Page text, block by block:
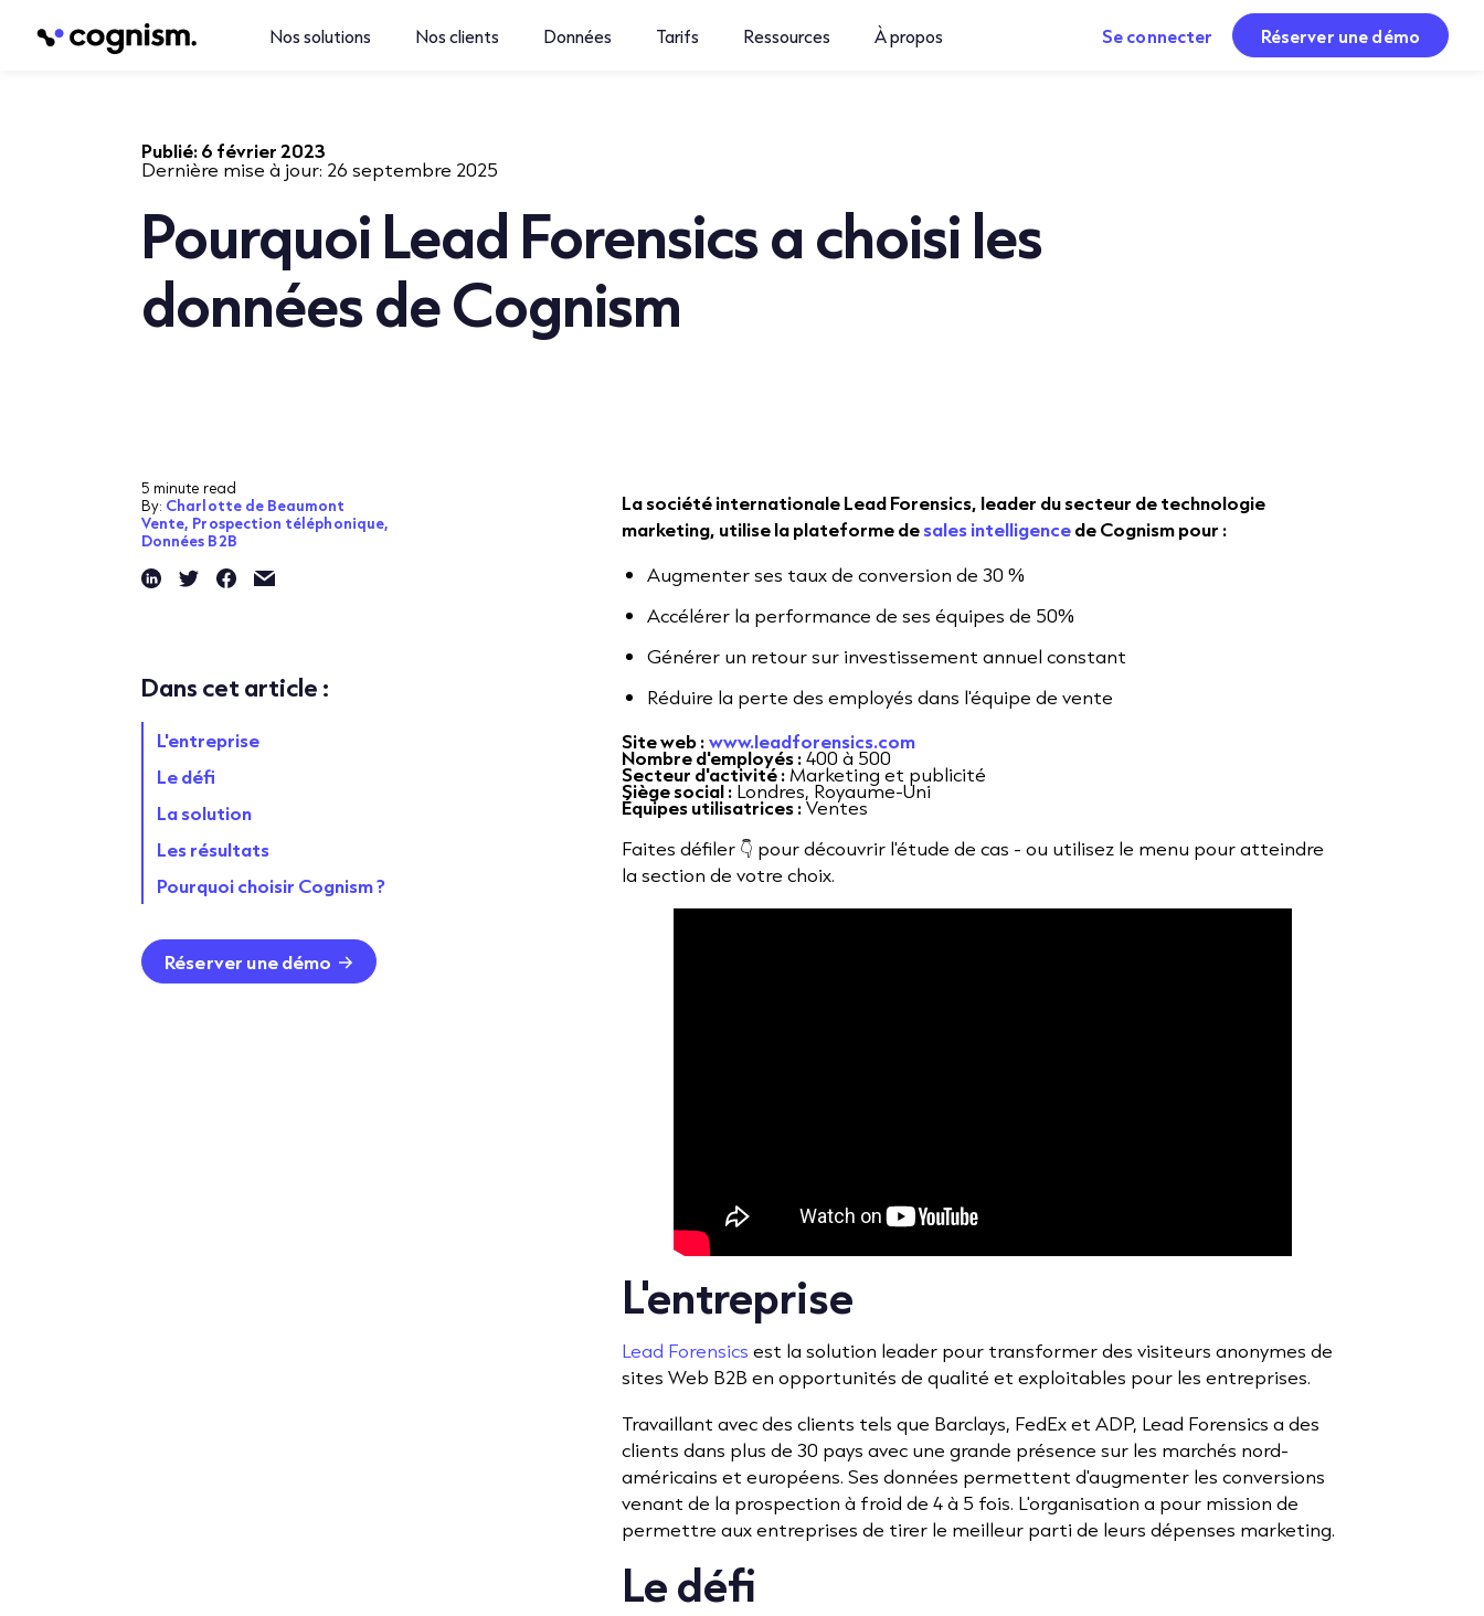
Nos solutions Nos clients Données Tarifs Ressources À propos Se connecter Réserver une démo
Publié:6 février 2023
Dernière mise à jour: 26 septembre 2025
Pourquoi Lead Forensics a choisi les
données de Cognism
5 minute read
By: Charlotte de Beaumont
Vente, Prospection téléphonique,
Données B2B
Dans cet article :
L'entreprise
Le défi
La solution
Les résultats
Pourquoi choisir Cognism ?
Réserver une démo
La société internationale Lead Forensics, leader du secteur de technologie
marketing, utilise la plateforme desales intelligencede Cognism pour :
Augmenter ses taux de conversion de 30 %
Accélérer la performance de ses équipes de 50%
Générer un retour sur investissement annuel constant
Réduire la perte des employés dans l'équipe de vente
Site web :www.leadforensics.com
Nombre d'employés :400 à 500
Secteur d'activité :Marketing et publicité
Siège social : Londres, Royaume-Uni
Équipes utilisatrices :Ventes
Faites défiler 👇 pour découvrir l'étude de cas - ou utilisez le menu pour atteindre
la section de votre choix.
L'entreprise
Lead Forensics est la solution leader pour transformer des visiteurs anonymes de
sites Web B2B en opportunités de qualité et exploitables pour les entreprises.
Travaillant avec des clients tels que Barclays, FedEx et ADP, Lead Forensics a des
clients dans plus de 30 pays avec une grande présence sur les marchés nord-
américains et européens. Ses données permettent d'augmenter les conversions
venant de la prospection à froid de 4 à 5 fois. L'organisation a pour mission de
permettre aux entreprises de tirer le meilleur parti de leurs dépenses marketing.
Le défi